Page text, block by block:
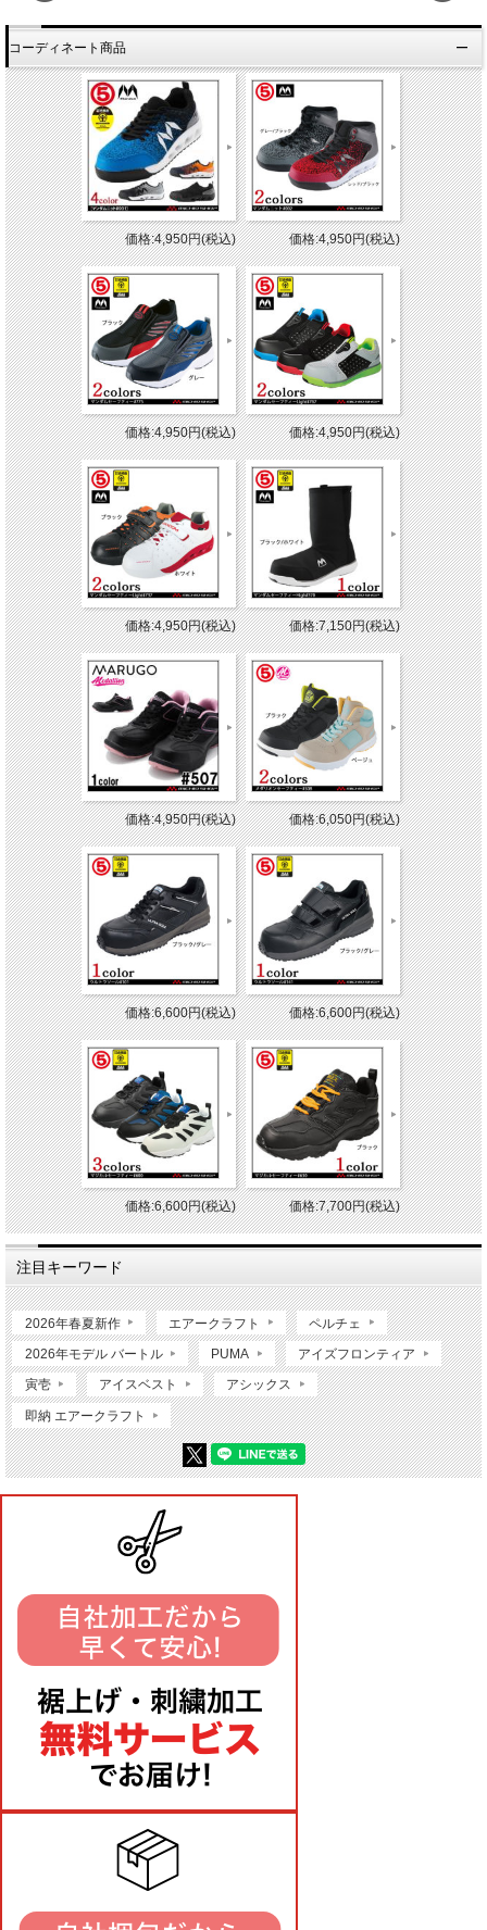
コーディネート商品
価格:4,950円(税込) 価格:4,950円(税込)
価格:4,950円(税込) 価格:4,950円(税込)
価格:4,950円(税込) 価格:7,150円(税込)
価格:4,950円(税込) 価格:6,050円(税込)
価格:6,600円(税込) 価格:6,600円(税込)
価格:6,600円(税込) 価格:7,700円(税込)
注目キーワード
2026年春夏新作 エアークラフト ペルチェ
2026年モデル バートル PUMA アイズフロンティア
寅壱 アイスベスト アシックス
即納 エアークラフト